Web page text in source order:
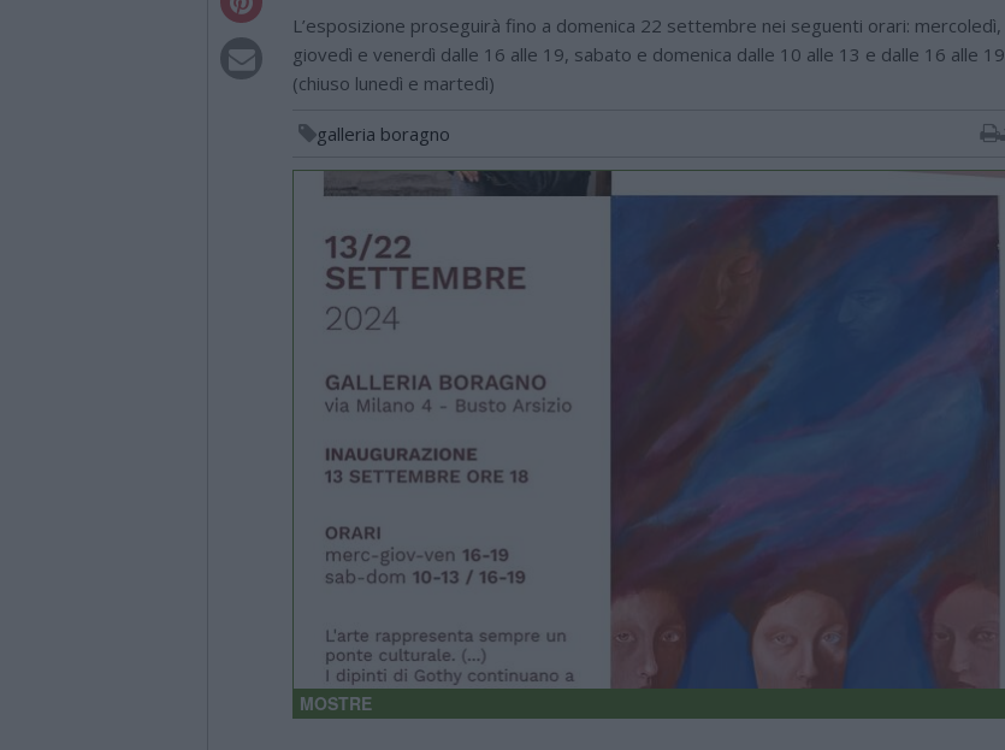
L’esposizione proseguirà fino a domenica 22 settembre nei seguenti orari: mercoledì,
giovedì e venerdì dalle 16 alle 19, sabato e domenica dalle 10 alle 13 e dalle 16 alle 19
(chiuso lunedì e martedì)
galleria boragno
MOSTRE